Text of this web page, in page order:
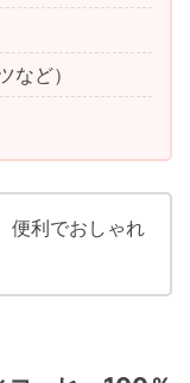
など）
便利でおしゃれ